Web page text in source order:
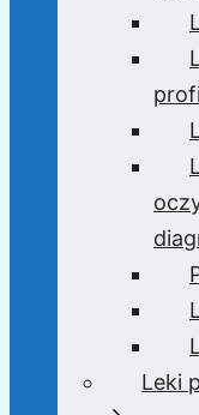
Leki